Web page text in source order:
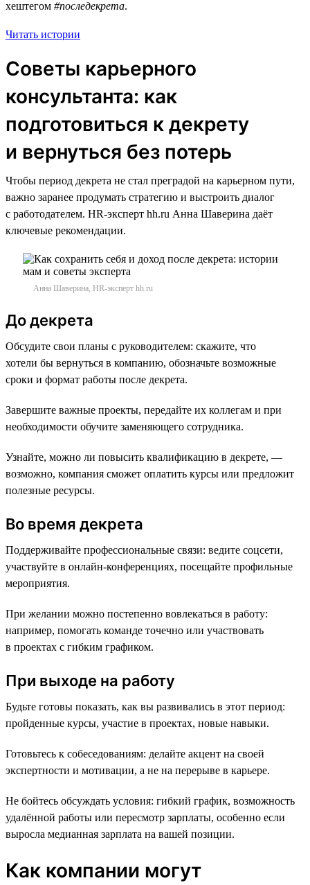
хештегом #последекрета.
Читать истории
Советы карьерного
консультанта: как
подготовиться к декрету
и вернуться без потерь
Чтобы период декрета не стал преградой на карьерном пути,
важно заранее продумать стратегию и выстроить диалог
с работодателем. HR-эксперт hh.ru Анна Шаверина даёт
ключевые рекомендации.
Анна Шаверина, HR-эксперт hh.ru
До декрета
Обсудите свои планы с руководителем: скажите, что
хотели бы вернуться в компанию, обозначьте возможные
сроки и формат работы после декрета.
Завершите важные проекты, передайте их коллегам и при
необходимости обучите заменяющего сотрудника.
Узнайте, можно ли повысить квалификацию в декрете, —
возможно, компания сможет оплатить курсы или предложит
полезные ресурсы.
Во время декрета
Поддерживайте профессиональные связи: ведите соцсети,
участвуйте в онлайн-конференциях, посещайте профильные
мероприятия.
При желании можно постепенно вовлекаться в работу:
например, помогать команде точечно или участвовать
в проектах с гибким графиком.
При выходе на работу
Будьте готовы показать, как вы развивались в этот период:
пройденные курсы, участие в проектах, новые навыки.
Готовьтесь к собеседованиям: делайте акцент на своей
экспертности и мотивации, а не на перерыве в карьере.
Не бойтесь обсуждать условия: гибкий график, возможность
удалённой работы или пересмотр зарплаты, особенно если
выросла медианная зарплата на вашей позиции.
Как компании могут